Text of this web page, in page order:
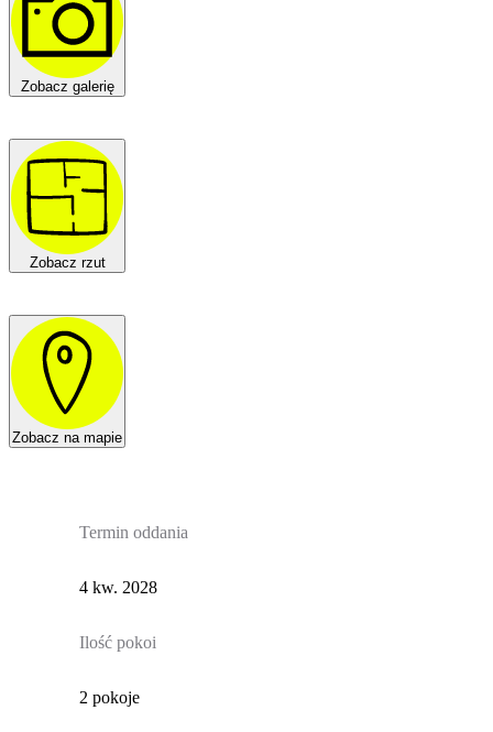
Zobacz galerię
Zobacz rzut
Zobacz na mapie
Termin oddania
4 kw. 2028
Ilość pokoi
2 pokoje